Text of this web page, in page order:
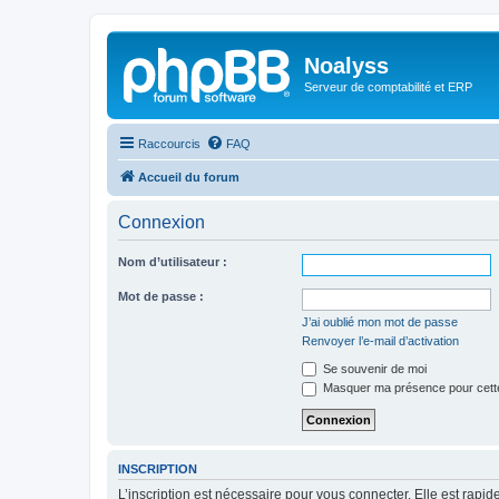
Noalyss
Serveur de comptabilité et ERP
Raccourcis FAQ
Accueil du forum
Connexion
Nom d’utilisateur :
Mot de passe :
J’ai oublié mon mot de passe
Renvoyer l’e-mail d’activation
Se souvenir de moi
Masquer ma présence pour
INSCRIPTION
L’inscription est nécessaire pour vous connecter. Elle est